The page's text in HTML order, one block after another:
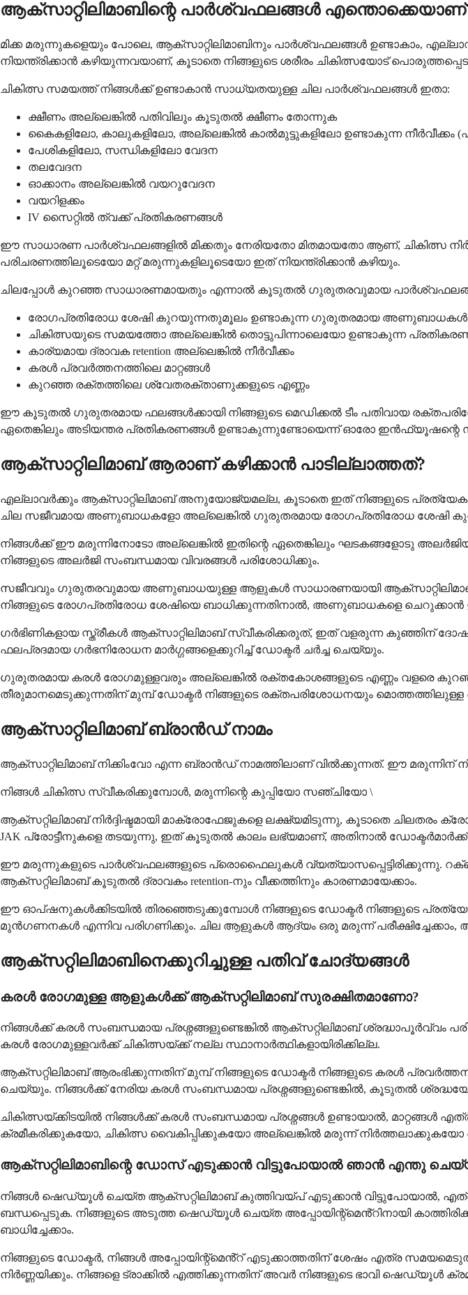
ആക്സാറ്റിലിമാബിന്റെ പാർശ്വഫലങ്ങൾ
മിക്ക മരുന്നുകളെയും പോലെ, ആക്സാറ്റിലിമാബിനും പാർശ്വഫലങ്ങൾ ഉണ്ടാകാം,
നിയന്ത്രിക്കാൻ കഴിയുന്നവയാണ്, കൂടാതെ നിങ്ങളുടെ ശരീരം ചികിത്സയോട്
ചികിത്സ സമയത്ത് നിങ്ങൾക്ക് ഉണ്ടാകാൻ സാധ്യതയുള്ള ചില പാർശ്വഫലങ്ങൾ ഇതാ:
ക്ഷീണം അല്ലെങ്കിൽ പതിവിലും കൂടുതൽ ക്ഷീണം തോന്നുക
കൈകളിലോ, കാലുകളിലോ, അല്ലെങ്കിൽ കാൽമുട്ടുകളിലോ ഉണ്ടാകുന്ന നീർവീക്കം
പേശികളിലോ, സന്ധികളിലോ വേദന
തലവേദന
ഓക്കാനം അല്ലെങ്കിൽ വയറുവേദന
വയറിളക്കം
IV സൈറ്റിൽ ത്വക്ക് പ്രതികരണങ്ങൾ
ഈ സാധാരണ പാർശ്വഫലങ്ങളിൽ മിക്കതും നേരിയതോ മിതമായതോ ആണ്, ചികിത്സ
പരിചരണത്തിലൂടെയോ മറ്റ് മരുന്നുകളിലൂടെയോ ഇത് നിയന്ത്രിക്കാൻ കഴിയും.
ചിലപ്പോൾ കുറഞ്ഞ സാധാരണമായതും എന്നാൽ കൂടുതൽ ഗുരുതരവുമായ പാർശ്വഫലങ്ങൾ
രോഗപ്രതിരോധ ശേഷി കുറയുന്നതുമൂലം ഉണ്ടാകുന്ന ഗുരുതരമായ അണുബാധകൾ
ചികിത്സയുടെ സമയത്തോ അല്ലെങ്കിൽ തൊട്ടുപിന്നാലെയോ ഉണ്ടാകുന്ന
കാര്യമായ ദ്രാവക retention അല്ലെങ്കിൽ നീർവീക്കം
കരൾ പ്രവർത്തനത്തിലെ മാറ്റങ്ങൾ
കുറഞ്ഞ രക്തത്തിലെ ശ്വേതരക്താണുക്കളുടെ എണ്ണം
ഈ കൂടുതൽ ഗുരുതരമായ ഫലങ്ങൾക്കായി നിങ്ങളുടെ മെഡിക്കൽ ടീം പതിവായ
ഏതെങ്കിലും അടിയന്തര പ്രതികരണങ്ങൾ ഉണ്ടാകുന്നുണ്ടോയെന്ന് ഓരോ ഇൻഫ്യൂഷന്റെ
ആക്സാറ്റിലിമാബ് ആരാണ് കഴിക്കാൻ പാടില്ലാത്തത്?
എല്ലാവർക്കും ആക്സാറ്റിലിമാബ് അനുയോജ്യമല്ല, കൂടാതെ ഇത് നിങ്ങളുടെ
ചില സജീവമായ അണുബാധകളോ അല്ലെങ്കിൽ ഗുരുതരമായ രോഗപ്രതിരോധ ശേഷി
നിങ്ങൾക്ക് ഈ മരുന്നിനോടോ അല്ലെങ്കിൽ ഇതിന്റെ ഏതെങ്കിലും ഘടകങ്ങളോടു
നിങ്ങളുടെ അലർജി സംബന്ധമായ വിവരങ്ങൾ പരിശോധിക്കും.
സജീവവും ഗുരുതരവുമായ അണുബാധയുള്ള ആളുകൾ സാധാരണയായി ആക്സാറ്റിലിമാബ്
നിങ്ങളുടെ രോഗപ്രതിരോധ ശേഷിയെ ബാധിക്കുന്നതിനാൽ, അണുബാധകളെ ചെറുക്കാൻ
ഗർഭിണികളായ സ്ത്രീകൾ ആക്സാറ്റിലിമാബ് സ്വീകരിക്കരുത്, ഇത് വളരുന്ന കുഞ്ഞിന്
ഫലപ്രദമായ ഗർഭനിരോധന മാർഗ്ഗങ്ങളെക്കുറിച്ച് ഡോക്ടർ ചർച്ച ചെയ്യും.
ഗുരുതരമായ കരൾ രോഗമുള്ളവരും അല്ലെങ്കിൽ രക്തകോശങ്ങളുടെ എണ്ണം വളരെ
തീരുമാനമെടുക്കുന്നതിന് മുമ്പ് ഡോക്ടർ നിങ്ങളുടെ രക്തപരിശോധനയും
ആക്സാറ്റിലിമാബ് ബ്രാൻഡ് നാമം
ആക്സാറ്റിലിമാബ് നിക്കിംവോ എന്ന ബ്രാൻഡ് നാമത്തിലാണ് വിൽക്കുന്നത്. ഈ
നിങ്ങൾ ചികിത്സ സ്വീകരിക്കുമ്പോൾ, മരുന്നിന്റെ കുപ്പിയോ സഞ്ചിയോ \
ആക്സറ്റിലിമാബ് നിർദ്ദിഷ്ടമായി മാക്രോഫേജുകളെ ലക്ഷ്യമിടുന്നു, കൂടാതെ ചിലതരം
JAK പ്രോട്ടീനുകളെ തടയുന്നു, ഇത് കൂടുതൽ കാലം ലഭ്യമാണ്, അതിനാൽ
ഈ മരുന്നുകളുടെ പാർശ്വഫലങ്ങളുടെ പ്രൊഫൈലുകൾ വ്യത്യാസപ്പെട്ടിരിക്കുന്നു.
ആക്സറ്റിലിമാബ് കൂടുതൽ ദ്രാവകം retention-നും വീക്കത്തിനും കാരണമായേക്കാം.
ഈ ഓപ്ഷനുകൾക്കിടയിൽ തിരഞ്ഞെടുക്കുമ്പോൾ നിങ്ങളുടെ ഡോക്ടർ നിങ്ങളുടെ
മുൻഗണനകൾ എന്നിവ പരിഗണിക്കും. ചില ആളുകൾ ആദ്യം ഒരു മരുന്ന് പരീക്ഷിച്ചേക്കാം,
ആക്സറ്റിലിമാബിനെക്കുറിച്ചുള്ള പതിവ് ചോദ്യങ്ങൾ
കരൾ രോഗമുള്ള ആളുകൾക്ക് ആക്സറ്റിലിമാബ് സുരക്ഷിതമാണോ?
നിങ്ങൾക്ക് കരൾ സംബന്ധമായ പ്രശ്നങ്ങളുണ്ടെങ്കിൽ ആക്സറ്റിലിമാബ് ശ്രദ്ധാപൂർവ്വം
കരൾ രോഗമുള്ളവർക്ക് ചികിത്സയ്ക്ക് നല്ല സ്ഥാനാർത്ഥികളായിരിക്കില്ല.
ആക്സറ്റിലിമാബ് ആരംഭിക്കുന്നതിന് മുമ്പ് നിങ്ങളുടെ ഡോക്ടർ നിങ്ങളുടെ കരൾ
ചെയ്യും. നിങ്ങൾക്ക് നേരിയ കരൾ സംബന്ധമായ പ്രശ്നങ്ങളുണ്ടെങ്കിൽ, കൂടുതൽ
ചികിത്സയ്ക്കിടയിൽ നിങ്ങൾക്ക് കരൾ സംബന്ധമായ പ്രശ്നങ്ങൾ ഉണ്ടായാൽ,
ക്രമീകരിക്കുകയോ, ചികിത്സ വൈകിപ്പിക്കുകയോ അല്ലെങ്കിൽ മരുന്ന് നിർത്തലാക്കുകയോ
ആക്സറ്റിലിമാബിന്റെ ഡോസ് എടുക്കാൻ വിട്ടുപോയാൽ ഞാൻ എന്തു
നിങ്ങൾ ഷെഡ്യൂൾ ചെയ്ത ആക്സറ്റിലിമാബ് കുത്തിവയ്പ് എടുക്കാൻ വിട്ടുപോയാൽ,
ബന്ധപ്പെടുക. നിങ്ങളുടെ അടുത്ത ഷെഡ്യൂൾ ചെയ്ത അപ്പോയിന്റ്മെൻ്റിനായി
ബാധിച്ചേക്കാം.
നിങ്ങളുടെ ഡോക്ടർ, നിങ്ങൾ അപ്പോയിന്റ്മെൻ്റ് എടുക്കാത്തതിന് ശേഷം എത്ര
നിർണ്ണയിക്കും. നിങ്ങളെ ട്രാക്കിൽ എത്തിക്കുന്നതിന് അവർ നിങ്ങളുടെ ഭാവി ഷെഡ്യൂൾ